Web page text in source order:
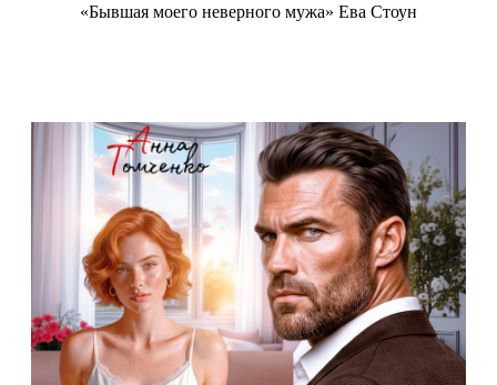
«Бывшая моего неверного мужа» Ева Стоун